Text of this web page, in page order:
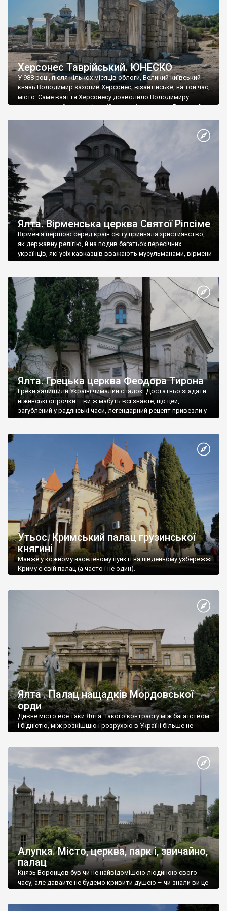
Херсонес Таврійський. ЮНЕСКО
У 988 році, після кількох місяців облоги, Великий київський
князь Володимир захопив Херсонес, візантійське, на той час,
місто. Саме взяття Херсонесу дозволило Володимиру
диктувати свої умови візантійському імператору Василю ІІ, та
Херсонесі Володимир-язичник, став Василем-християнином.
А потім було Хрещення Русі. На честь Херсонесу Таврійського
Ялта. Вірменська церква Святої Ріпсіме
Вірменія першою серед країн світу прийняла християнство,
як державну релігію, й на подив багатьох пересічних
українців, які усіх кавказців вважають мусульманами, вірмени
є відданими вірянами Христа
Ялта. Грецька церква Феодора Тирона
Греки залишили Україні чималий спадок. Достатньо згадати
ніжинські огірочки – ви ж мабуть всі знаєте, що цей,
загублений у радянські часи, легендарний рецепт привезли у
Ніжин греки?
Утьос. Кримський палац грузинської
княгині
Майже у кожному населеному пункті на південному узбережжі
Криму є свій палац (а часто і не один).
Ялта . Палац нащадків Мордовської
орди
Дивне місто все таки Ялта. Такого контрасту між багатством
і бідністю, між розкішшю і розрухою в Україні більше не
Алупка. Місто, церква, парк і, звичайно,
палац
Князь Воронцов був чи не найвідомішою людиною свого
часу, але давайте не будемо кривити душею – чи знали ви це